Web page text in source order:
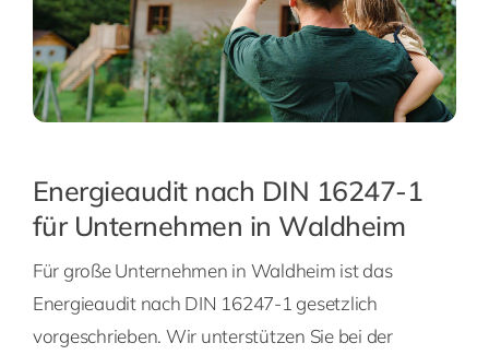
Energieaudit nach DIN 16247-1
für Unternehmen in Waldheim
Für große Unternehmen in Waldheim ist das
Energieaudit nach DIN 16247-1 gesetzlich
vorgeschrieben. Wir unterstützen Sie bei der